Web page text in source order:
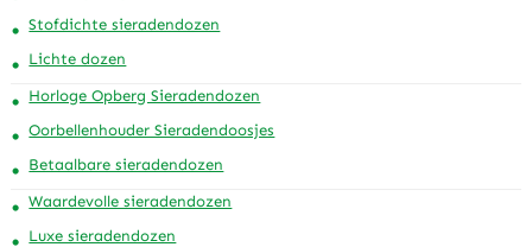
Stofdichte sieradendozen
Lichte dozen
Horloge Opberg Sieradendozen
Oorbellenhouder Sieradendoosjes
Betaalbare sieradendozen
Waardevolle sieradendozen
Luxe sieradendozen